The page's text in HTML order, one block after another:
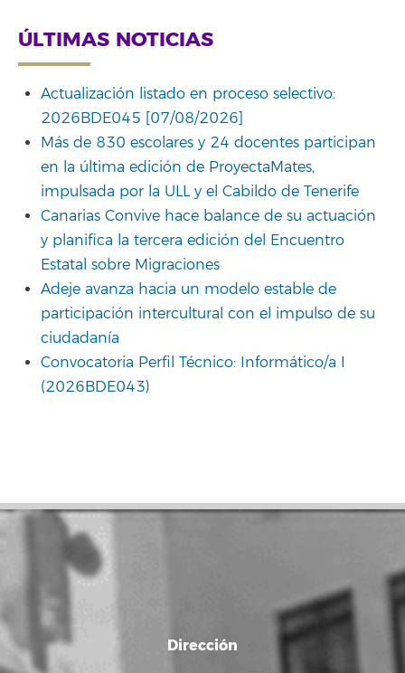
ÚLTIMAS NOTICIAS
Actualización listado en proceso selectivo:
2026BDE045 [07/08/2026]
Más de 830 escolares y 24 docentes participan
en la última edición de ProyectaMates,
impulsada por la ULL y el Cabildo de Tenerife
Canarias Convive hace balance de su actuación
y planifica la tercera edición del Encuentro
Estatal sobre Migraciones
Adeje avanza hacia un modelo estable de
participación intercultural con el impulso de su
ciudadanía
Convocatoria Perfil Técnico: Informático/a I
(2026BDE043)
Dirección